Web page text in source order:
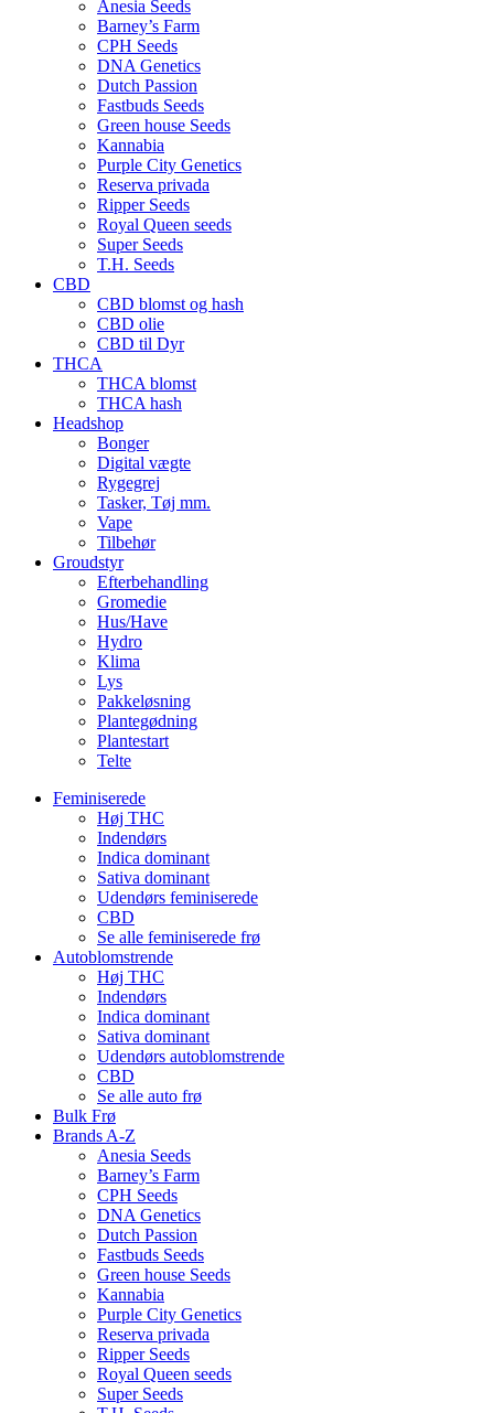
Anesia Seeds
Barney’s Farm
CPH Seeds
DNA Genetics
Dutch Passion
Fastbuds Seeds
Green house Seeds
Kannabia
Purple City Genetics
Reserva privada
Ripper Seeds
Royal Queen seeds
Super Seeds
T.H. Seeds
CBD
CBD blomst og hash
CBD olie
CBD til Dyr
THCA
THCA blomst
THCA hash
Headshop
Bonger
Digital vægte
Rygegrej
Tasker, Tøj mm.
Vape
Tilbehør
Groudstyr
Efterbehandling
Gromedie
Hus/Have
Hydro
Klima
Lys
Pakkeløsning
Plantegødning
Plantestart
Telte
Feminiserede
Høj THC
Indendørs
Indica dominant
Sativa dominant
Udendørs feminiserede
CBD
Se alle feminiserede frø
Autoblomstrende
Høj THC
Indendørs
Indica dominant
Sativa dominant
Udendørs autoblomstrende
CBD
Se alle auto frø
Bulk Frø
Brands A-Z
Anesia Seeds
Barney’s Farm
CPH Seeds
DNA Genetics
Dutch Passion
Fastbuds Seeds
Green house Seeds
Kannabia
Purple City Genetics
Reserva privada
Ripper Seeds
Royal Queen seeds
Super Seeds